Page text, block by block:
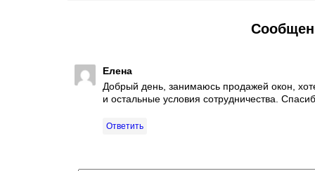
Елена
Добрый день, занимаюсь продажей окон,
и остальные условия сотрудничества.
Ответить